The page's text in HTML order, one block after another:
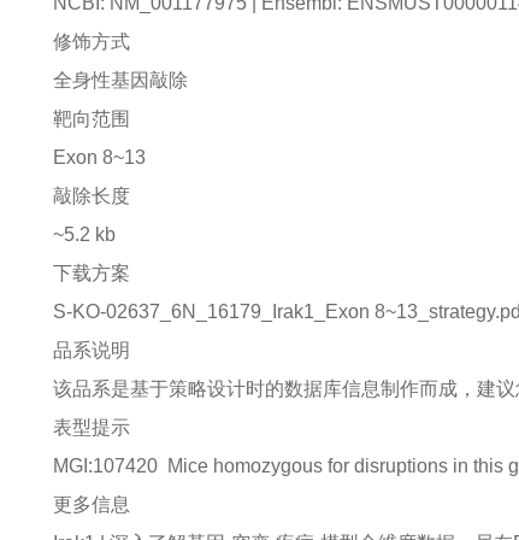
修饰方式
全身性基因敲除
靶向范围
Exon 8~13
敲除长度
~5.2 kb
下载方案
S-KO-02637_6N_16179_Irak1_Exon
品系说明
该品系是基于策略设计时的数据库信息制作而成，建
表型提示
MGI:107420 Mice homozygous for disruptions in this
更多信息